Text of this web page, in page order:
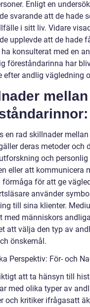
Enligt en
svarande att de hade
i sitt liv. Vidare
upplevde att de hade
konsulterat med en
föreståndarinna har
efter andlig vägledning
en rad skillnader
deras metoder och
och
eller att kommunicera
för att ge
använder
till sina klienter.
med människors
att välja den typ av
önskemål.
Perspektiv: För- och
att ta hänsyn till
med olika typer av
och kritiker ifrågasatt